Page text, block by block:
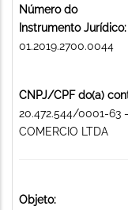
Número do
Instrumento Jurídico:
01.2019.2700.0044
CNPJ/CPF do(a)
20.472.544/0001-63
COMERCIO LTDA
Objeto: